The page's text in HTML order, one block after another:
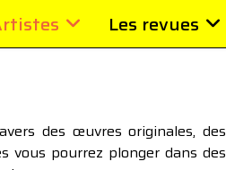
Les revues
des œuvres originales, des
vous pourrez plonger dans des